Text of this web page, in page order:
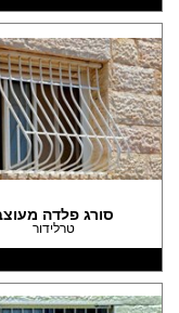
סורג פלדה
טרלידור